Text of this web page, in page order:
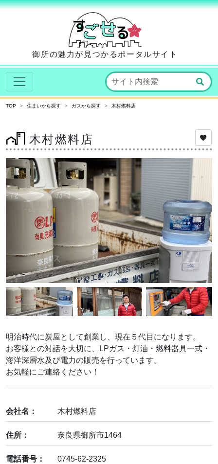
御所の魅力が見つかるポータルサイト
TOP 住まいから探す ガスから探す 木村燃料店
木村燃料店
明治時代に炭屋として創業し、現在５代目になります。
お客様との対話を大切に、LPガス・灯油・燃料器具一式・
海洋深層水及び電力の販売を行っています。
お気軽にご連絡ください！
会社名： 木村燃料店
住所： 奈良県御所市1464
電話番号： 0745-62-2325